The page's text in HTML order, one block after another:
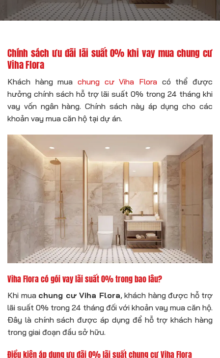
Chính sách ưu đãi lãi suất 0% khi vay mua chung cư
Viha Flora
Khách hàng mua chung cư Viha Flora có thể được
hưởng chính sách hỗ trợ lãi suất 0% trong 24 tháng khi
vay vốn ngân hàng. Chính sách này áp dụng cho các
khoản vay mua căn hộ tại dự án.
Viha Flora có gói vay lãi suất 0% trong bao lâu?
Khi mua chung cư Viha Flora, khách hàng được hỗ trợ
lãi suất 0% trong 24 tháng đối với khoản vay mua căn hộ.
Đây là chính sách được áp dụng để hỗ trợ khách hàng
trong giai đoạn đầu sở hữu.
Điều kiện áp dụng ưu đãi 0% lãi suất chung cư Viha Flora